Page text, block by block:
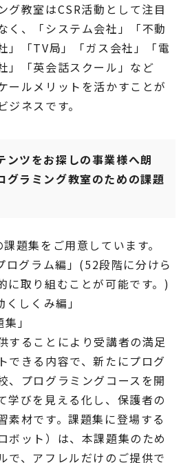
グ教室はCSR活動として注目
く、「システム会社」「不動
」「TV局」「ガス会社」「電
」「英会話スクール」など
ールメリットを活かすことが
ネスです。
ンツをお探しの事業様へ朗
グラミング教室のための課題
題集をご用意しています。
グラム編」(52段階に分けら
に取り組むことが可能です。)
しくみ編」
」
することにより受講者の満足
できる内容で、新たにプログ
、プログラミングコースを開
学びを見える化し、保護者の
素材です。課題集に登場する
ボット）は、本課題集のため
で、アフレルだけのご提供で